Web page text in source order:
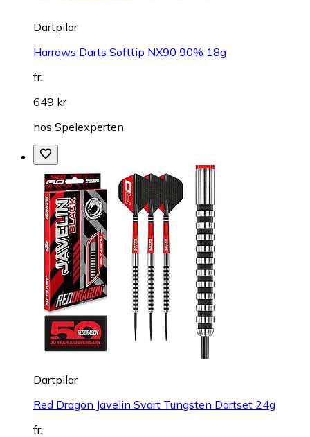
Dartpilar
Harrows Darts Softtip NX90 90% 18g
fr.
649 kr
hos Spelexperten
Dartpilar
Red Dragon Javelin Svart Tungsten Dartset 24g
fr.